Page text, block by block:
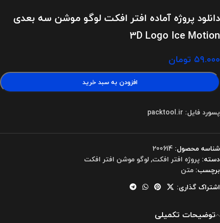
دانلود پروژه آماده افتر افکت لوگو موشن سه بعدی
3D Logo Ice Motion
۵۹.۰۰۰ تومان
افزودن به سبد خرید
پسورد فایل: packtool.ir
شناسه محصول: 200614
دسته: پروژه افتر افکت,لوگو موشن افتر افکت
برچسب: متن
اشتراک گذاری:
توضیحات تکمیلی